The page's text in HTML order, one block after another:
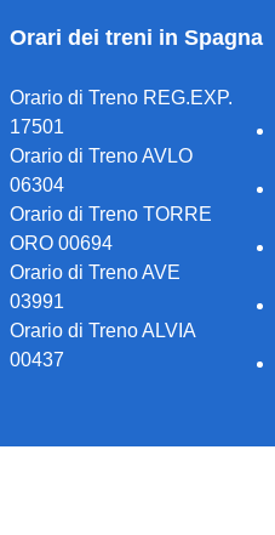
Orari dei treni in Spagna
Orario di Treno REG.EXP.
17501
Orario di Treno AVLO
06304
Orario di Treno TORRE
ORO 00694
Orario di Treno AVE
03991
Orario di Treno ALVIA
00437